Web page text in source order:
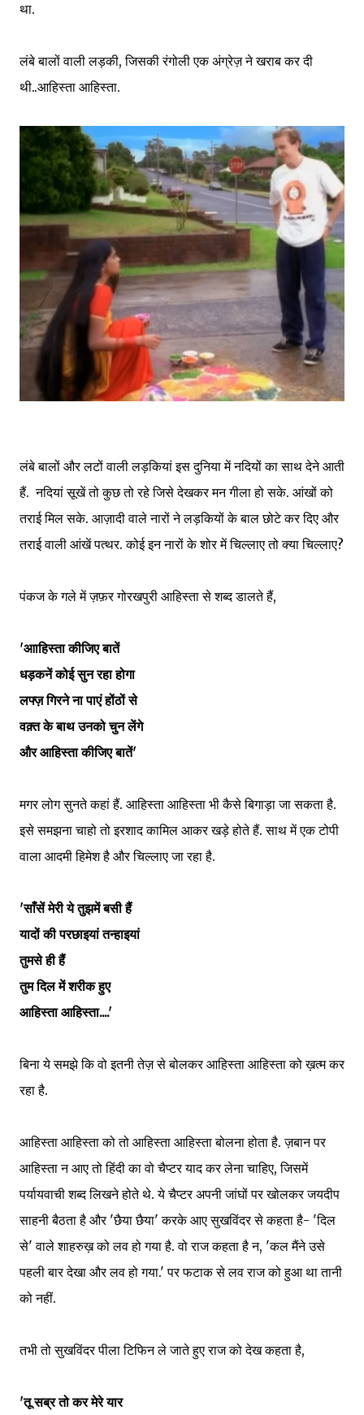
था.
लंबे बालों वाली लड़की, जिसकी रंगोली एक अंग्रेज़ ने खराब कर दी
थी..आहिस्ता आहिस्ता.
लंबे बालों और लटों वाली लड़कियां इस दुनिया में नदियों का साथ देने आती
हैं. नदियां सूखें तो कुछ तो रहे जिसे देखकर मन गीला हो सके. आंखों को
तराई मिल सके. आज़ादी वाले नारों ने लड़कियों के बाल छोटे कर दिए और
तराई वाली आंखें पत्थर. कोई इन नारों के शोर में चिल्लाए तो क्या चिल्लाए?
पंकज के गले में ज़फ़र गोरखपुरी आहिस्ता से शब्द डालते हैं,
'आाहिस्ता कीजिए बातें
धड़कनें कोई सुन रहा होगा
लफ्ज़ गिरने ना पाएं होंठों से
वक़्त के बाथ उनको चुन लेंगे
और आहिस्ता कीजिए बातें'
मगर लोग सुनते कहां हैं. आहिस्ता आहिस्ता भी कैसे बिगाड़ा जा सकता है.
इसे समझना चाहो तो इरशाद कामिल आकर खड़े होते हैं. साथ में एक टोपी
वाला आदमी हिमेश है और चिल्लाए जा रहा है.
'साँसें मेरी ये तुझमें बसी हैं
यादों की परछाइयां तन्हाइयां
तुमसे ही हैं
तुम दिल में शरीक हुए
आहिस्ता आहिस्ता....'
बिना ये समझे कि वो इतनी तेज़ से बोलकर आहिस्ता आहिस्ता को ख़त्म कर
रहा है.
आहिस्ता आहिस्ता को तो आहिस्ता आहिस्ता बोलना होता है. ज़बान पर
आहिस्ता न आए तो हिंदी का वो चैप्टर याद कर लेना चाहिए, जिसमें
पर्यायवाची शब्द लिखने होते थे. ये चैप्टर अपनी जांघों पर खोलकर जयदीप
साहनी बैठता है और 'छैया छैया' करके आए सुखविंदर से कहता है- 'दिल
से' वाले शाहरुख़ को लव हो गया है. वो राज कहता है न, 'कल मैंने उसे
पहली बार देखा और लव हो गया.' पर फटाक से लव राज को हुआ था तानी
को नहीं.
तभी तो सुखविंदर पीला टिफिन ले जाते हुए राज को देख कहता है,
'तू सब्र तो कर मेरे यार